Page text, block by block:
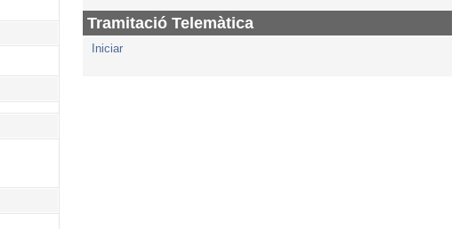
Tramitació Telemàtica
Iniciar